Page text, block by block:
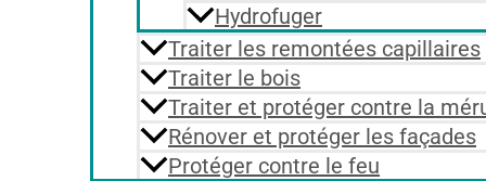
Hydrofuger
Traiter les remontées capillaires
Traiter le bois
Traiter et protéger contre la
Rénover et protéger les façades
Protéger contre le feu